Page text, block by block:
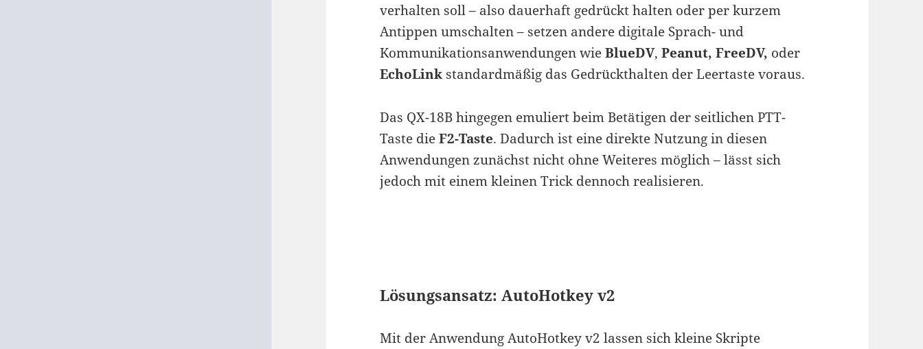
verhalten soll – also dauerhaft gedrückt halten oder per kurzem
Antippen umschalten – setzen andere digitale Sprach- und
Kommunikationsanwendungen wieBlueDV,Peanut, FreeDV, oder
EchoLink standardmäßig das Gedrückthalten der Leertaste voraus.
Das QX-18B hingegen emuliert beim Betätigen der seitlichen PTT-
Taste dieF2-Taste. Dadurch ist eine direkte Nutzung in diesen
Anwendungen zunächst nicht ohne Weiteres möglich – lässt sich
jedoch mit einem kleinen Trick dennoch realisieren.
Lösungsansatz: AutoHotkey v2
Mit der Anwendung AutoHotkey v2 lassen sich kleine Skripte